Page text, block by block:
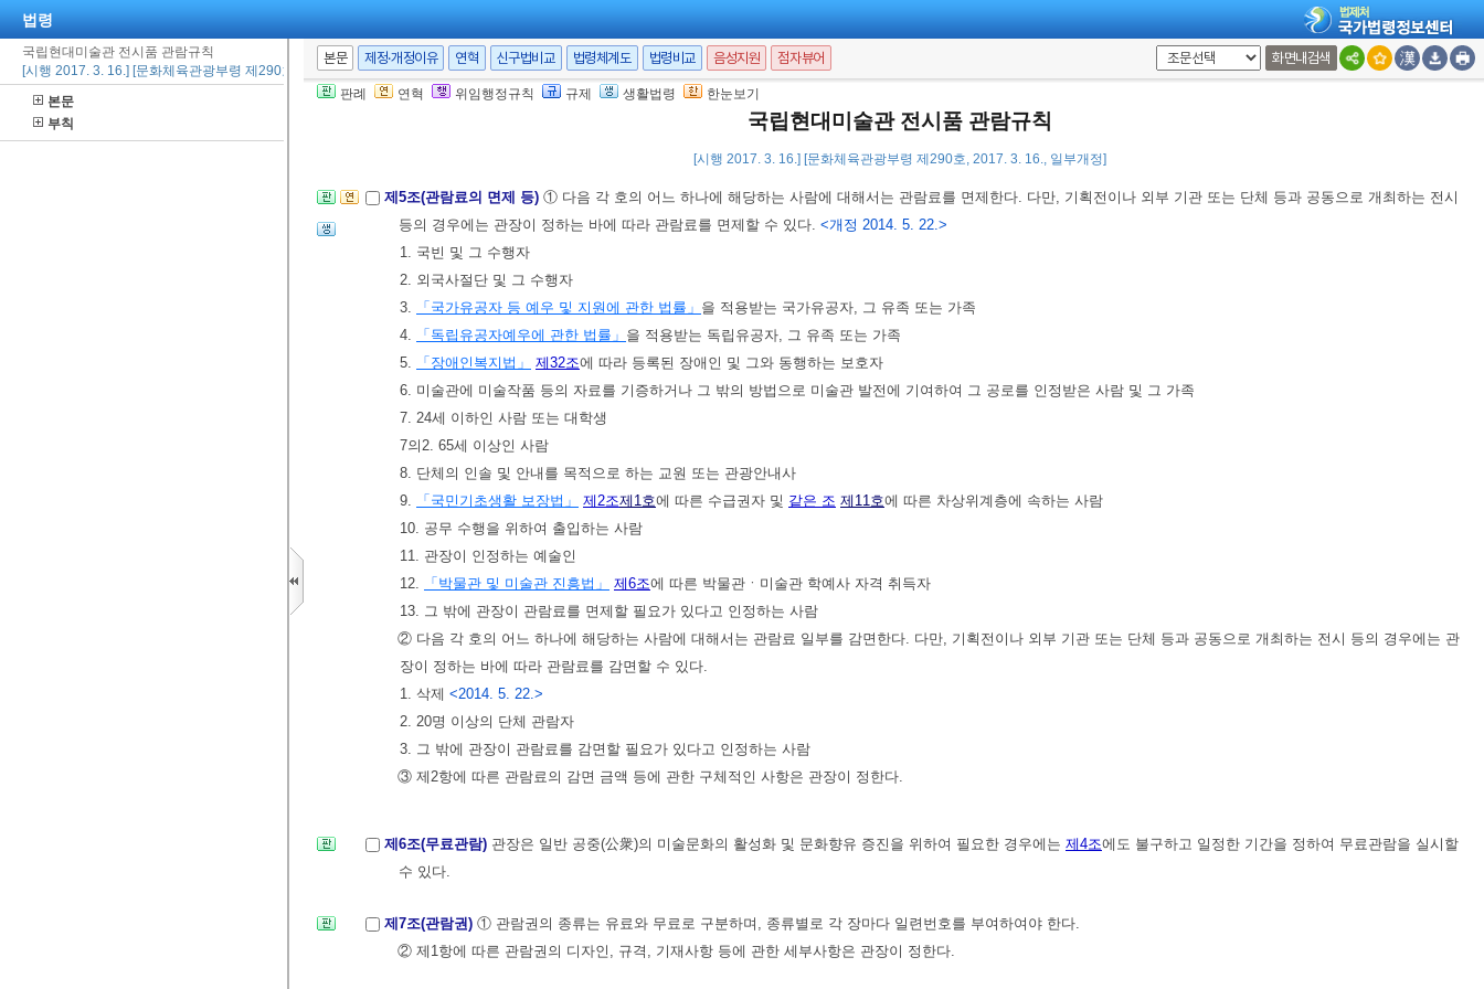
법령
국립현대미술관 전시품 관람규칙
[시행 2017. 3. 16.] [문화체육관광부령 제290호, 2017. 3. 16., 일부개정]
본문
부칙
본문 제정·개정이유 연혁 신구법비교 법령체계도 법령비교 음성지원 점자뷰어 화면내검색
판례 연혁 위임행정규칙 규제 생활법령 한눈보기
국립현대미술관 전시품 관람규칙
[시행 2017. 3. 16.] [문화체육관광부령 제290호, 2017. 3. 16., 일부개정]
제3조(관람 및 매표 시간)① 미술관의 관람시간은 관장이 정한다.
② 관람권의 매표시간은 개관시간부터 관람시간이 끝나기 1시간 전까지로 한다.
제5조(관람료의 면제 등) ① 다음 각 호의 어느 하나에 해당하는 사람에 대해서는 관람료를 면제한다. 다만, 기획전이나 외부 기관 또는 단체 등과 공동으로 개최하는 전시
등의 경우에는 관장이 정하는 바에 따라 관람료를 면제할 수 있다. <개정 2014. 5. 22.>
1. 국빈 및 그 수행자
2. 외국사절단 및 그 수행자
3.
「국가유공자 등 예우 및 지원에 관한 법률」 을 적용받는 국가유공자, 그 유족 또는 가족
4.
「독립유공자예우에 관한 법률」 을 적용받는 독립유공자, 그 유족 또는 가족
5.
「장애인복지법」 제32조에 따라 등록된 장애인 및 그와 동행하는 보호자
6. 미술관에 미술작품 등의 자료를 기증하거나 그 밖의 방법으로 미술관 발전에 기여하여 그 공로를 인정받은 사람 및 그 가족
7. 24세 이하인 사람 또는 대학생
7의2. 65세 이상인 사람
8. 단체의 인솔 및 안내를 목적으로 하는 교원 또는 관광안내사
9.
「국민기초생활 보장법」 제2조제1호에 따른 수급권자 및 같은 조 제11호에 따른 차상위계층에 속하는 사람
10. 공무 수행을 위하여 출입하는 사람
11. 관장이 인정하는 예술인
12.
「박물관 및 미술관 진흥법」 제6조에 따른 박물관ㆍ미술관 학예사 자격 취득자
13. 그 밖에 관장이 관람료를 면제할 필요가 있다고 인정하는 사람
② 다음 각 호의 어느 하나에 해당하는 사람에 대해서는 관람료 일부를 감면한다. 다만, 기획전이나 외부 기관 또는 단체 등과 공동으로 개최하는 전시 등의 경우에는 관
장이 정하는 바에 따라 관람료를 감면할 수 있다.
1. 삭제 <2014. 5. 22.>
2. 20명 이상의 단체 관람자
3. 그 밖에 관장이 관람료를 감면할 필요가 있다고 인정하는 사람
③ 제2항에 따른 관람료의 감면 금액 등에 관한 구체적인 사항은 관장이 정한다.
제6조(무료관람) 관장은 일반 공중(公衆)의 미술문화의 활성화 및 문화향유 증진을 위하여 필요한 경우에는 제4조에도 불구하고 일정한 기간을 정하여 무료관람을 실시할
수 있다.
제7조(관람권) ① 관람권의 종류는 유료와 무료로 구분하며, 종류별로 각 장마다 일련번호를 부여하여야 한다.
② 제1항에 따른 관람권의 디자인, 규격, 기재사항 등에 관한 세부사항은 관장이 정한다.